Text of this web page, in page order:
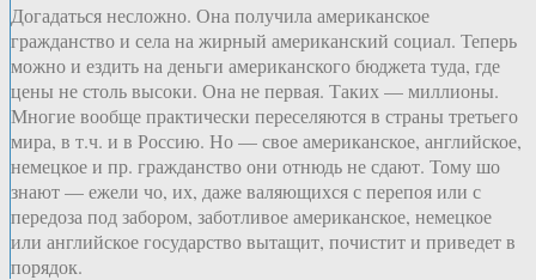
Догадаться несложно. Она получила американское
гражданство и села на жирный американский социал. Теперь
можно и ездить на деньги американского бюджета туда, где
цены не столь высоки. Она не первая. Таких — миллионы.
Многие вообще практически переселяются в страны третьего
мира, в т.ч. и в Россию. Но — свое американское, английское,
немецкое и пр. гражданство они отнюдь не сдают. Тому шо
знают — ежели чо, их, даже валяющихся с перепоя или с
передоза под забором, заботливое американское, немецкое
или английское государство вытащит, почистит и приведет в
порядок.